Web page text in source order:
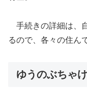
手続きの詳細は、
るので、各々の住ん
ゆうのぶちゃ